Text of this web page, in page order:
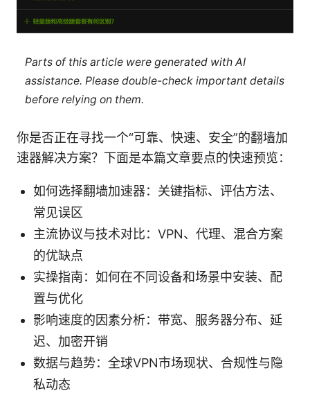
Parts of this article were generated with AI
assistance. Please double-check important details
before relying on them.
你是否正在寻找一个“可靠、快速、安全”的翻墙加
速器解决方案？下面是本篇文章要点的快速预览：
如何选择翻墙加速器：关键指标、评估方法、
常见误区
主流协议与技术对比：VPN、代理、混合方案
的优缺点
实操指南：如何在不同设备和场景中安装、配
置与优化
影响速度的因素分析：带宽、服务器分布、延
迟、加密开销
数据与趋势：全球VPN市场现状、合规性与隐
私动态